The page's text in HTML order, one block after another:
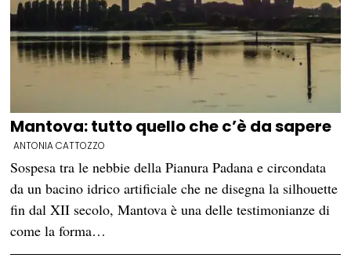
Mantova: tutto quello che c’è da sapere
ANTONIA CATTOZZO
Sospesa tra le nebbie della Pianura Padana e circondata
da un bacino idrico artificiale che ne disegna la silhouette
fin dal XII secolo, Mantova è una delle testimonianze di
come la forma…